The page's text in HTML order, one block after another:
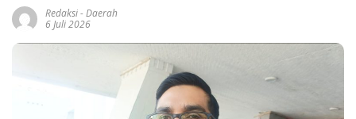
Redaksi-Daerah
6 Juli 2026